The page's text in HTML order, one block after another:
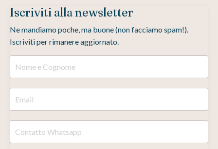
Iscriviti alla newsletter
Ne mandiamo poche, ma buone (non facciamo spam!).
Iscriviti per rimanere aggiornato.